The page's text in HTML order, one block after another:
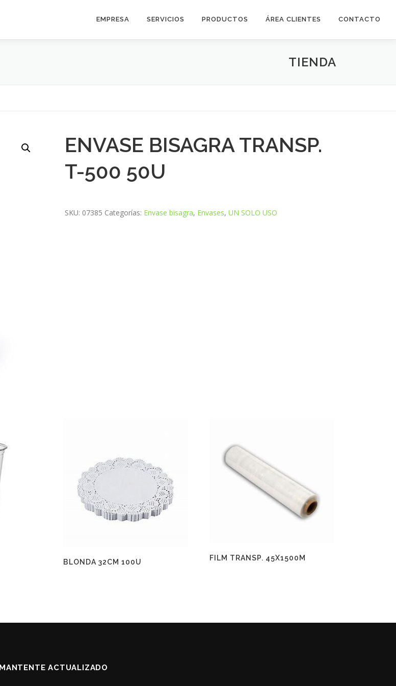
EMPRESA SERVICIOS PRODUCTOS ÁREA CLIENTES CONTACTO
TIENDA
ENVASE BISAGRA TRANSP.
T-500 50U
SKU: 07385 Categorías: Envase bisagra, Envases,UN SOLO USO
BLONDA 32CM 100U FILM TRANSP. 45X1500M
MANTENTE ACTUALIZADO